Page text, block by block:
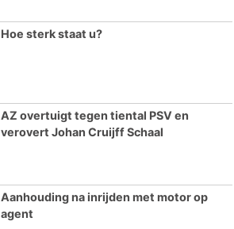
Hoe sterk staat u?
AZ overtuigt tegen tiental PSV en
verovert Johan Cruijff Schaal
Aanhouding na inrijden met motor op
agent